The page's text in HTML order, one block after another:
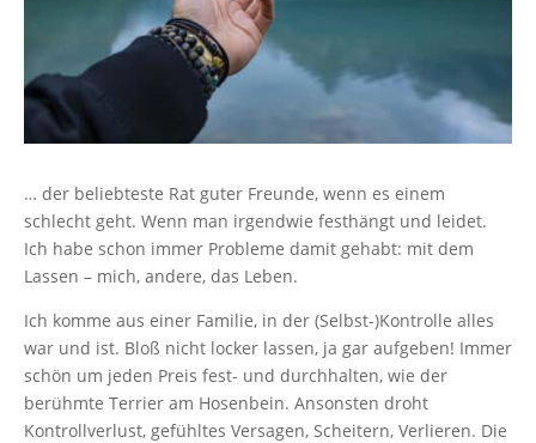
… der beliebteste Rat guter Freunde, wenn es einem
schlecht geht. Wenn man irgendwie festhängt und leidet.
Ich habe schon immer Probleme damit gehabt: mit dem
Lassen – mich, andere, das Leben.
Ich komme aus einer Familie, in der (Selbst-)Kontrolle alles
war und ist. Bloß nicht locker lassen, ja gar aufgeben! Immer
schön um jeden Preis fest- und durchhalten, wie der
berühmte Terrier am Hosenbein. Ansonsten droht
Kontrollverlust, gefühltes Versagen, Scheitern, Verlieren. Die